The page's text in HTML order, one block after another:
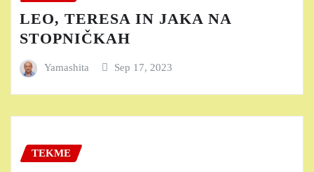
LEO, TERESA IN JAKA NA
STOPNIČKAH
Yamashita Sep 17, 2023
TEKME